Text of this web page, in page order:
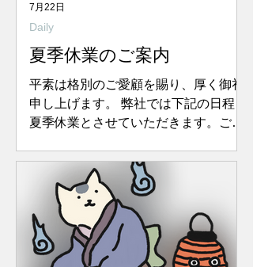
夏季休業のご案内
平素は格別のご愛顧を賜り、厚く御礼
申し上げます。 弊社では下記の日程を
夏季休業とさせていただきます。ご多
が、何卒ご了承くださいますようお願
い申し上げます。 夏季休業日程 2026
年8月13日（木）〜8月16日（日） 休
業期間中のお問い合わせは、メールに
て受け付けております。返信は翌営業
日以降となりますのでご了承くださ
Daily
7月22日